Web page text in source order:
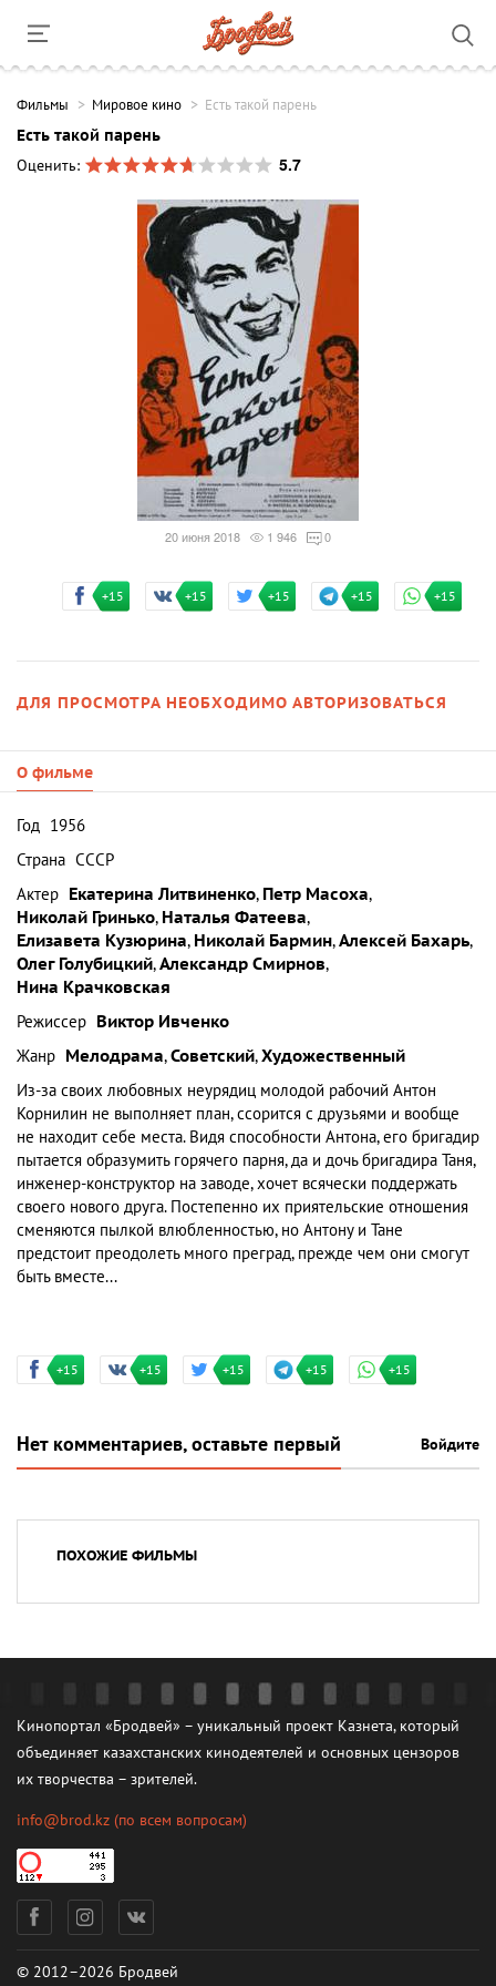
Фильмы Мировое кино Есть такой парень
Есть такой парень
Оценить:
5.7
20 июня 2018 1 946 0
+15 +15 +15 +15 +15
ДЛЯ ПРОСМОТРА НЕОБХОДИМО АВТОРИЗОВАТЬСЯ
О фильме
Год 1956
Страна СССР
Актер Екатерина Литвиненко, Петр Масоха,
Николай Гринько, Наталья Фатеева,
Елизавета Кузюрина, Николай Бармин,Алексей Бахарь,
Олег Голубицкий,Александр Смирнов,
Нина Крачковская
Режиссер Виктор Ивченко
Жанр Мелодрама,Советский,Художественный
Из-за своих любовных неурядиц молодой рабочий Антон
Корнилин не выполняет план, ссорится с друзьями и вообще
не находит себе места. Видя способности Антона, его бригадир
пытается образумить горячего парня, да и дочь бригадира Таня,
инженер-конструктор на заводе, хочет всячески поддержать
своего нового друга. Постепенно их приятельские отношения
сменяются пылкой влюбленностью, но Антону и Тане
предстоит преодолеть много преград, прежде чем они смогут
быть вместе...
+15 +15 +15 +15 +15
Нет комментариев, оставьте первый Войдите
ПОХОЖИЕ ФИЛЬМЫ
Кинопортал «Бродвей» – уникальный проект Казнета, который
объединяет казахстанских кинодеятелей и основных цензоров
их творчества – зрителей.
info@brod.kz (по всем вопросам)
© 2012–2026 Бродвей